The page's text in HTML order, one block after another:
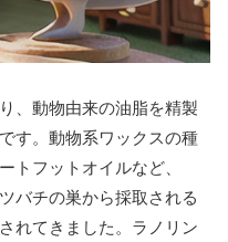
、動物由来の油脂を精製
す。動物系ワックスの種
トフットオイルなど、
バチの巣から採取される
れてきました。ラノリン